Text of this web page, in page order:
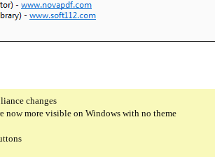
changes
now more visible on Windows with no theme